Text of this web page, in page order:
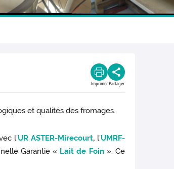
Imprimer Partager
et qualités des fromages.
l’UR ASTER-Mirecourt,l’UMRF-
Garantie « Lait de Foin». Ce